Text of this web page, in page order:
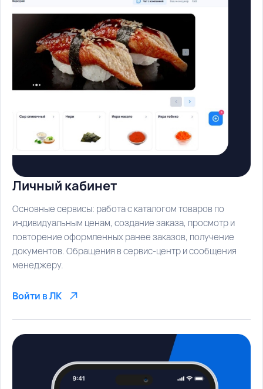
Личный кабинет
Основные сервисы: работа с каталогом товаров по
индивидуальным ценам, создание заказа, просмотр и
повторение оформленных ранее заказов, получение
документов. Обращения в сервис-центр и сообщения
менеджеру.
Войти в ЛК